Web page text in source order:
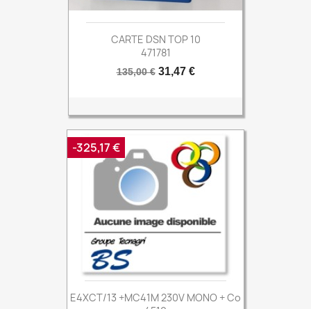
CARTE DSN TOP 10
471781
Prix
135,00 € Prix
31,47 €
E4XCT/13 +MC41M 230V MONO + Co
-325,17 €